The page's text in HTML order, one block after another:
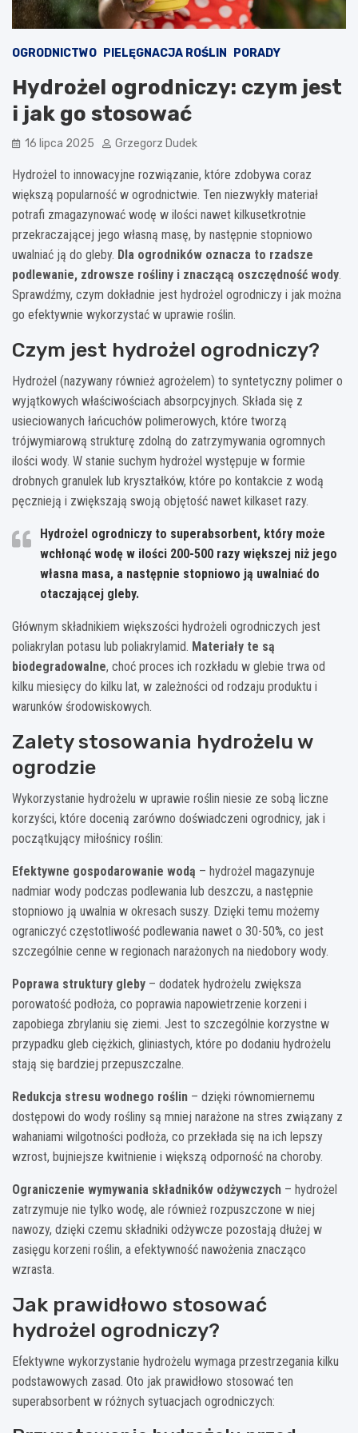
OGRODNICTWO PIELĘGNACJA ROŚLIN PORADY
Hydrożel ogrodniczy: czym jest
i jak go stosować
16 lipca 2025 Grzegorz Dudek
Hydrożel to innowacyjne rozwiązanie, które zdobywa coraz
większą popularność w ogrodnictwie. Ten niezwykły materiał
potrafi zmagazynować wodę w ilości nawet kilkusetkrotnie
przekraczającej jego własną masę, by następnie stopniowo
uwalniać ją do gleby. Dla ogrodników oznacza to rzadsze
podlewanie, zdrowsze rośliny i znaczącą oszczędność wody.
Sprawdźmy, czym dokładnie jest hydrożel ogrodniczy i jak można
go efektywnie wykorzystać w uprawie roślin.
Czym jest hydrożel ogrodniczy?
Hydrożel (nazywany również agrożelem) to syntetyczny polimer o
wyjątkowych właściwościach absorpcyjnych. Składa się z
usieciowanych łańcuchów polimerowych, które tworzą
trójwymiarową strukturę zdolną do zatrzymywania ogromnych
ilości wody. W stanie suchym hydrożel występuje w formie
drobnych granulek lub kryształków, które po kontakcie z wodą
pęcznieją i zwiększają swoją objętość nawet kilkaset razy.
Hydrożel ogrodniczy to superabsorbent, który może
wchłonąć wodę w ilości 200-500 razy większej niż jego
własna masa, a następnie stopniowo ją uwalniać do
otaczającej gleby.
Głównym składnikiem większości hydrożeli ogrodniczych jest
poliakrylan potasu lub poliakrylamid. Materiały te są
biodegradowalne, choć proces ich rozkładu w glebie trwa od
kilku miesięcy do kilku lat, w zależności od rodzaju produktu i
warunków środowiskowych.
Zalety stosowania hydrożelu w
ogrodzie
Wykorzystanie hydrożelu w uprawie roślin niesie ze sobą liczne
korzyści, które docenią zarówno doświadczeni ogrodnicy, jak i
początkujący miłośnicy roślin:
Efektywne gospodarowanie wodą – hydrożel magazynuje
nadmiar wody podczas podlewania lub deszczu, a następnie
stopniowo ją uwalnia w okresach suszy. Dzięki temu możemy
ograniczyć częstotliwość podlewania nawet o 30-50%, co jest
szczególnie cenne w regionach narażonych na niedobory wody.
Poprawa struktury gleby – dodatek hydrożelu zwiększa
porowatość podłoża, co poprawia napowietrzenie korzeni i
zapobiega zbrylaniu się ziemi. Jest to szczególnie korzystne w
przypadku gleb ciężkich, gliniastych, które po dodaniu hydrożelu
stają się bardziej przepuszczalne.
Redukcja stresu wodnego roślin – dzięki równomiernemu
dostępowi do wody rośliny są mniej narażone na stres związany z
wahaniami wilgotności podłoża, co przekłada się na ich lepszy
wzrost, bujniejsze kwitnienie i większą odporność na choroby.
Ograniczenie wymywania składników odżywczych – hydrożel
zatrzymuje nie tylko wodę, ale również rozpuszczone w niej
nawozy, dzięki czemu składniki odżywcze pozostają dłużej w
zasięgu korzeni roślin, a efektywność nawożenia znacząco
wzrasta.
Jak prawidłowo stosować
hydrożel ogrodniczy?
Efektywne wykorzystanie hydrożelu wymaga przestrzegania kilku
podstawowych zasad. Oto jak prawidłowo stosować ten
superabsorbent w różnych sytuacjach ogrodniczych: